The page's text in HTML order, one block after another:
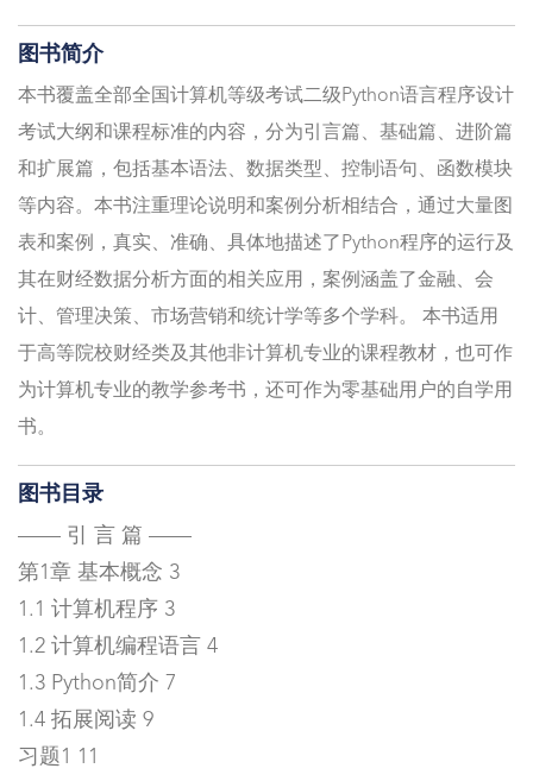
图书简介
本书覆盖全部全国计算机等级考试二级Python语言程序设计
考试大纲和课程标准的内容，分为引言篇、基础篇、进阶篇
和扩展篇，包括基本语法、数据类型、控制语句、函数模块
等内容。本书注重理论说明和案例分析相结合，通过大量图
表和案例，真实、准确、具体地描述了Python程序的运行及
其在财经数据分析方面的相关应用，案例涵盖了金融、会
计、管理决策、市场营销和统计学等多个学科。 本书适用
于高等院校财经类及其他非计算机专业的课程教材，也可作
为计算机专业的教学参考书，还可作为零基础用户的自学用
书。
图书目录
—— 引 言 篇 ——
第1章 基本概念 3
1.1 计算机程序 3
1.2 计算机编程语言 4
1.3 Python简介 7
1.4 拓展阅读 9
习题1 11